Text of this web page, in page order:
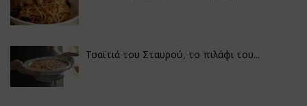
Τσαϊτιά του Σταυρού, το πιλάφι του...